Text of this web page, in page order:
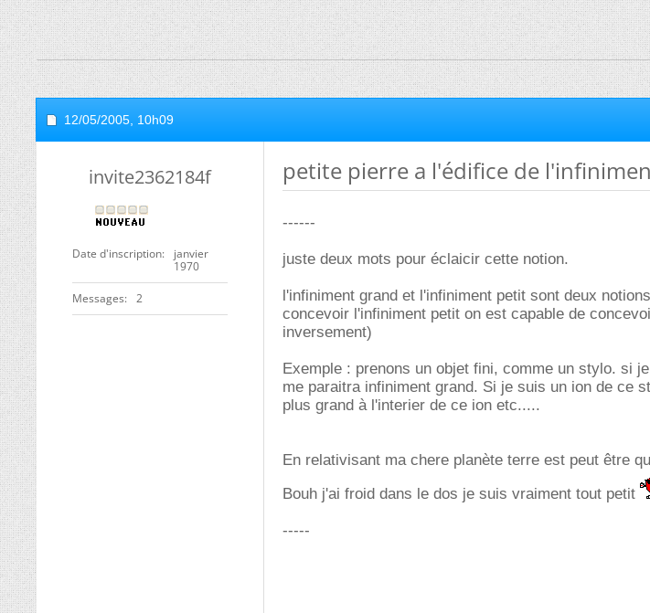
12/05/2005, 10h09
invite2362184f
Date d'inscription
janvier
1970
Messages 2
petite pierre a l'édifice de
------
juste deux mots pour éclaicir cette notion.
l'infiniment grand et l'infiniment petit sont deux
concevoir l'infiniment petit on est capable de
inversement)
Exemple : prenons un objet fini, comme un stylo. si
me paraitra infiniment grand. Si je suis un ion de ce
plus grand à l'interier de ce ion etc.....
En relativisant ma chere planète terre est peut être
Bouh j'ai froid dans le dos je suis vraiment tout petit
-----